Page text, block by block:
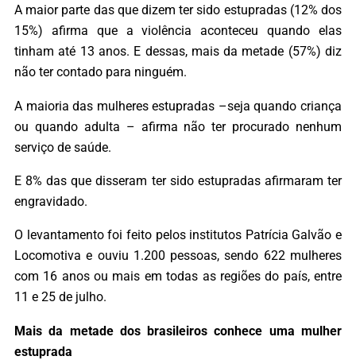
A maior parte das que dizem ter sido estupradas (12% dos
15%) afirma que a violência aconteceu quando elas
tinham até 13 anos. E dessas, mais da metade (57%) diz
não ter contado para ninguém.
A maioria das mulheres estupradas –seja quando criança
ou quando adulta – afirma não ter procurado nenhum
serviço de saúde.
E 8% das que disseram ter sido estupradas afirmaram ter
engravidado.
O levantamento foi feito pelos institutos Patrícia Galvão e
Locomotiva e ouviu 1.200 pessoas, sendo 622 mulheres
com 16 anos ou mais em todas as regiões do país, entre
11 e 25 de julho.
Mais da metade dos brasileiros conhece uma mulher
estuprada